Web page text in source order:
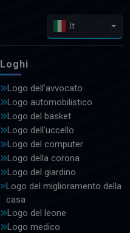
It
Loghi
Logo dell'avvocato
Logo automobilistico
Logo del basket
Logo dell'uccello
Logo del computer
Logo della corona
Logo del giardino
Logo del miglioramento della
casa
Logo del leone
Logo medico